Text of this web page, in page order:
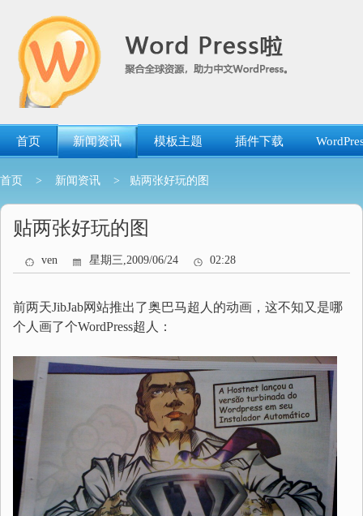
首页 新闻资讯 模板主题 插件下载
首页 > 新闻资讯 > 贴两张好玩的图
贴两张好玩的图
ven 星期三,2009/06/24 02:28
前两天JibJab网站推出了奥巴马超人的动画，这不知又是哪
个人画了个WordPress超人：